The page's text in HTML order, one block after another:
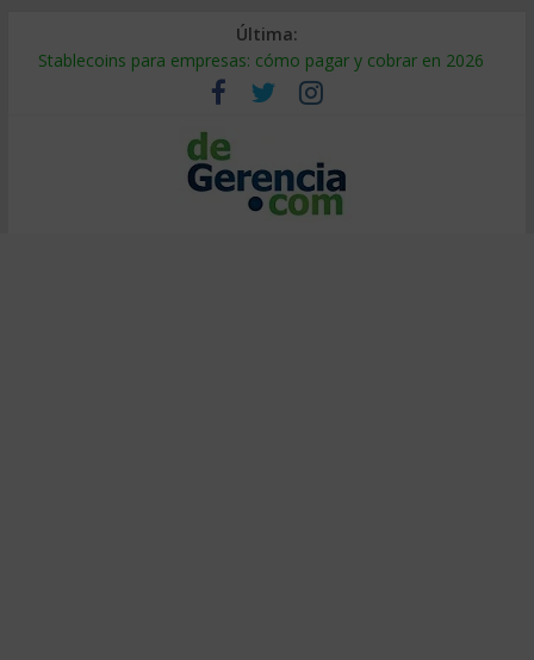
Última:
Stablecoins para empresas: cómo pagar y cobrar en 2026
Despido silencioso: qué es y por qué sale tan caro
IA en selección de personal: cómo auditarla a tiempo
Trabajo forzoso en la cadena de suministro: qué hacer
Mercado hispano de EE. UU.: cómo segmentarlo y venderle